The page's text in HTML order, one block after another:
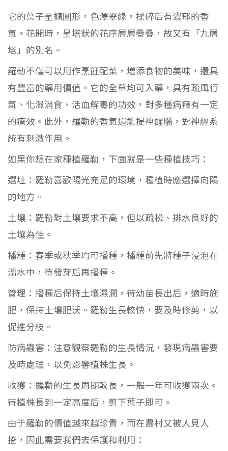
它的葉子呈橢圓形，色澤翠綠，揉碎后有濃郁的香
氣。花開時，呈塔狀的花序層層疊疊，故又有「九層
塔」的別名。
羅勒不僅可以用作烹飪配菜，增添食物的美味，還具
有豐富的藥用價值。它的全草均可入藥，具有疏風行
氣、化濕消食、活血解毒的功效，對多種病癥有一定
的療效。此外，羅勒的香氣還能提神醒腦，對神經系
統有刺激作用。
如果你想在家種植羅勒，下面就是一些種植技巧：
選址：羅勒喜歡陽光充足的環境，種植時應選擇向陽
的地方。
土壤：羅勒對土壤要求不高，但以疏松、排水良好的
土壤為佳。
播種：春季或秋季均可播種，播種前先將種子浸泡在
溫水中，待發芽后再播種。
管理：播種后保持土壤濕潤，待幼苗長出后，適時施
肥，保持土壤肥沃。羅勒生長較快，要及時修剪，以
促進分枝。
防病蟲害：注意觀察羅勒的生長情況，發現病蟲害要
及時處理，以免影響植株生長。
收獲：羅勒的生長周期較長，一般一年可收獲兩次。
待植株長到一定高度后，剪下葉子即可。
由于羅勒的價值越來越珍貴，而在農村又被人見人
挖，因此需要我們去保護和利用：